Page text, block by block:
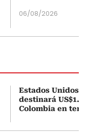
06/08/2026
Estados Unidos
destinará
Colombia en